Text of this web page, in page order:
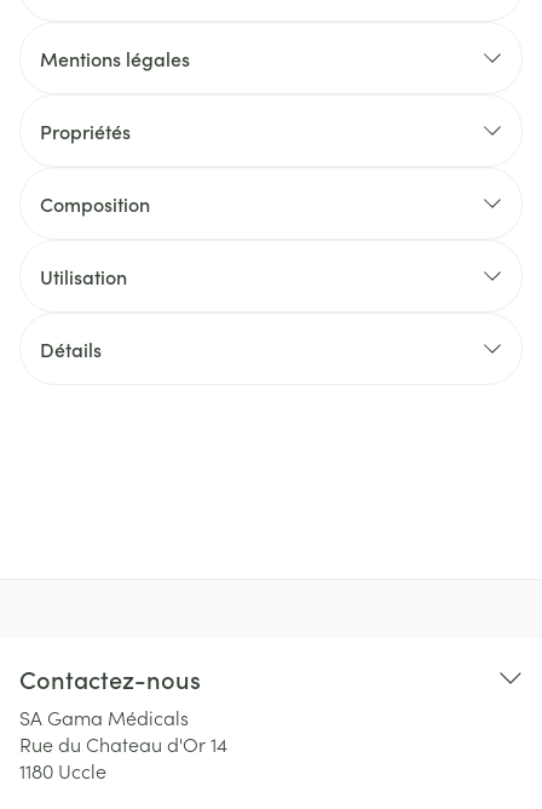
Mentions légales
Propriétés
Composition
Utilisation
Détails
Contactez-nous
SA Gama Médicals
Rue du Chateau d'Or 14
1180 Uccle